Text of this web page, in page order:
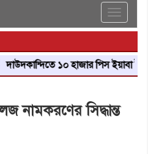
Toggle
১০ হাজার পিস ইয়াবা
নামকরণের সিদ্ধান্ত